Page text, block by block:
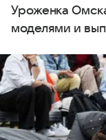
Уроженка
моделями и